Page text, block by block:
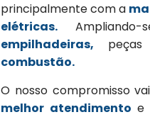
principalmente com a
elétricas.
empilhadeiras,
combustão.
O nosso compromisso
melhor atendimento e